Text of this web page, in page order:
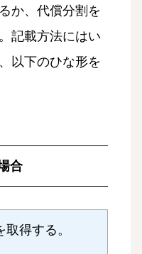
か、代償分割を
記載方法にはい
以下のひな形を
合
得する。